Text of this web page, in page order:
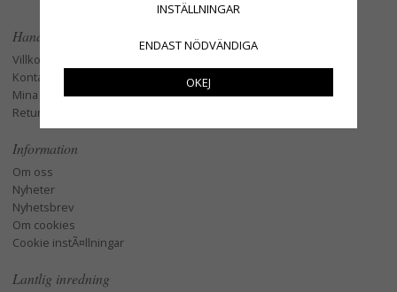
Handla
Villkor
Kontakta oss
Mina favoriter
Retur och Reklamation
Information
Om oss
Nyheter
Nyhetsbrev
Om cookies
Cookie instÃ¤llningar
Lantlig inredning
INSTÄLLNINGAR
ENDAST NÖDVÄNDIGA
OKEJ